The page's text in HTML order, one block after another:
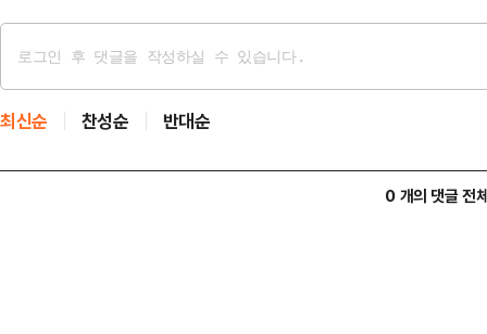
최신순 찬성순 반대순
0 개의 댓글 전